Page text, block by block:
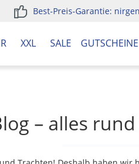
Best-Preis-Garantie:
XXL SALE GUTSCHEINE
– alles